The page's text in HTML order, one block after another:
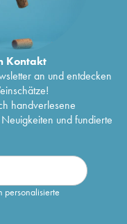
Kontakt
an und entdecken
handverlesene
und fundierte
personalisierte